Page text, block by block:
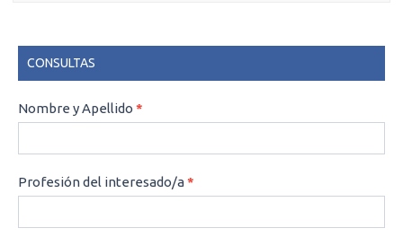
CONSULTAS
CONSULTAS
Nombre y Apellido *
Profesión del interesado/a*